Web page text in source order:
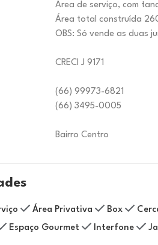
Área de serviço, com
Área total
OBS: Só vende as duas
CRECI J 9171
(66) 99973-6821
(66) 3495-0005
Bairro Centro
Área Privativa Box
Espaço Gourmet Interfone